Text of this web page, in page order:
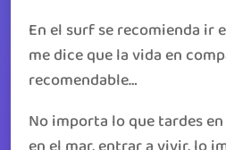
En el surf se recomienda ir
me dice que la vida en
recomendable…
No importa lo que tardes